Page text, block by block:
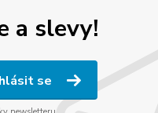
a slevy!
se